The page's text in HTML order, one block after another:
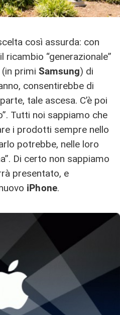
così assurda: con
ricambio “generazionale”
primi Samsung) di
consentirebbe di
tale ascesa. C’è poi
Tutti noi sappiamo che
i prodotti sempre nello
potrebbe, nelle loro
Di certo non sappiamo
presentato, e
iPhone.